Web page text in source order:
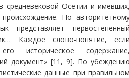
средневековой Осетии и
По
представляет
Каждое слово-понятие,
историческое
документ» [11, 9]. По
данные при